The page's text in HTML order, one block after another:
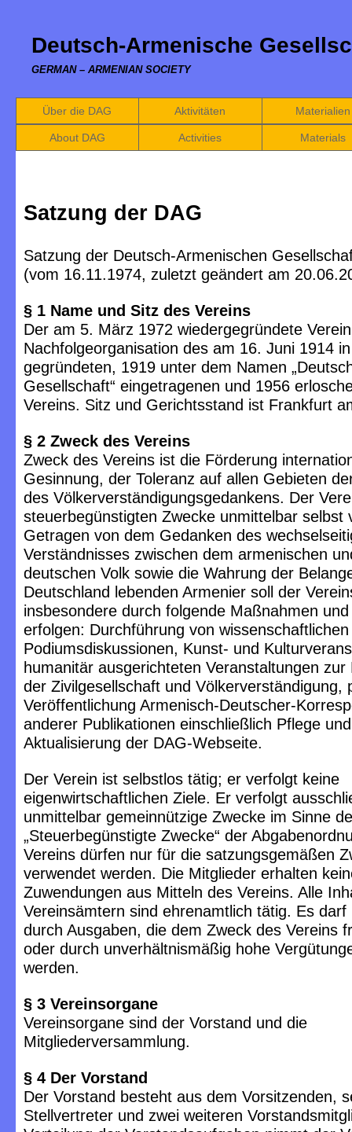
Deutsch-Armenische
GERMAN – ARMENIAN SOCIETY
Über die DAG Aktivitäten Materialien
About DAG Activities Materials
Satzung der DAG
Satzung der Deutsch-Armenischen
(vom 16.11.1974, zuletzt geändert am
§ 1 Name und Sitz des Vereins
Der am 5. März 1972 wiedergegründete
Nachfolgeorganisation des am 16. Juni 1914
gegründeten, 1919 unter dem Namen
Gesellschaft“ eingetragenen und 1956
Vereins. Sitz und Gerichtsstand ist Frankfurt
§ 2 Zweck des Vereins
Zweck des Vereins ist die Förderung
Gesinnung, der Toleranz auf allen Gebieten
des Völkerverständigungsgedankens. Der
steuerbegünstigten Zwecke unmittelbar selbst
Getragen von dem Gedanken des
Verständnisses zwischen dem armenischen
deutschen Volk sowie die Wahrung der
Deutschland lebenden Armenier soll der
insbesondere durch folgende Maßnahmen
erfolgen: Durchführung von
Podiumsdiskussionen, Kunst- und
humanitär ausgerichteten Veranstaltungen zur
der Zivilgesellschaft und Völkerverständigung,
Veröffentlichung Armenisch-Deutscher-
anderer Publikationen einschließlich Pflege und
Aktualisierung der DAG-Webseite.
Der Verein ist selbstlos tätig; er verfolgt keine
eigenwirtschaftlichen Ziele. Er verfolgt
unmittelbar gemeinnützige Zwecke im Sinne
„Steuerbegünstigte Zwecke“ der
Vereins dürfen nur für die satzungsgemäßen
verwendet werden. Die Mitglieder erhalten
Zuwendungen aus Mitteln des Vereins. Alle
Vereinsämtern sind ehrenamtlich tätig. Es darf
durch Ausgaben, die dem Zweck des Vereins
oder durch unverhältnismäßig hohe
werden.
§ 3 Vereinsorgane
Vereinsorgane sind der Vorstand und die
Mitgliederversammlung.
§ 4 Der Vorstand
Der Vorstand besteht aus dem Vorsitzenden,
Stellvertreter und zwei weiteren